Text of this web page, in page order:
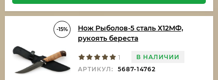
-15%
Нож Рыболов-5 сталь Х12МФ,
рукоять береста
1
В НАЛИЧИИ
АРТИКУЛ:
5687-14762